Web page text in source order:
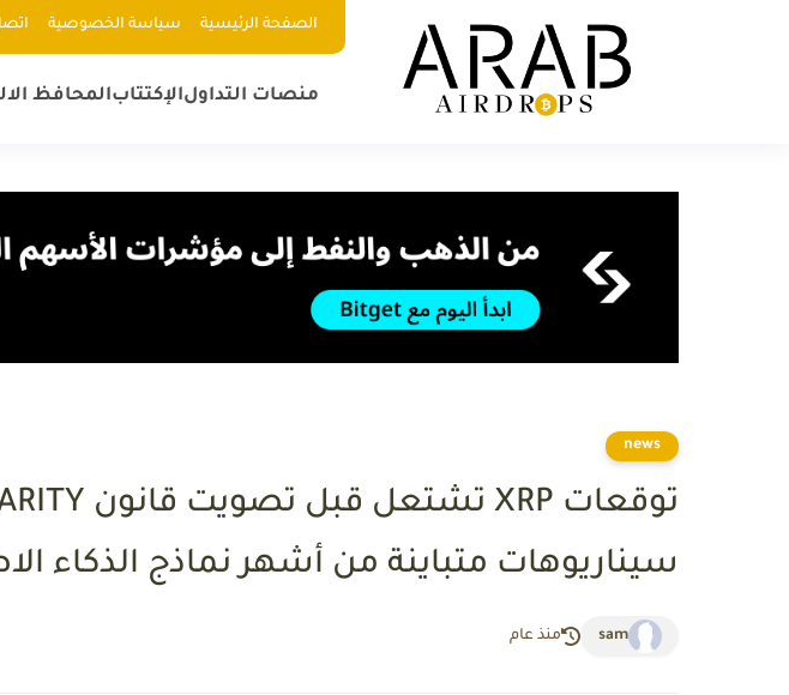
الصفحة الرئيسية سياسة الخصوصية
منصات التداولالإكتتابالمحافظ
news
سيناريوهات متباينة من أشهر نماذج الذكاء
sam منذ عام